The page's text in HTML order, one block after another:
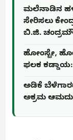
ಮಲೆನಾಡಿನ
ಸೇರಿಸಲು
ಬಿ.ಜಿ.
ಹೋಂಸ್ಟೇ,
ಫಲಕ ಕಡ್ಡಾಯ:
ಅಡಿಕೆ
ಅಕ್ರಮ